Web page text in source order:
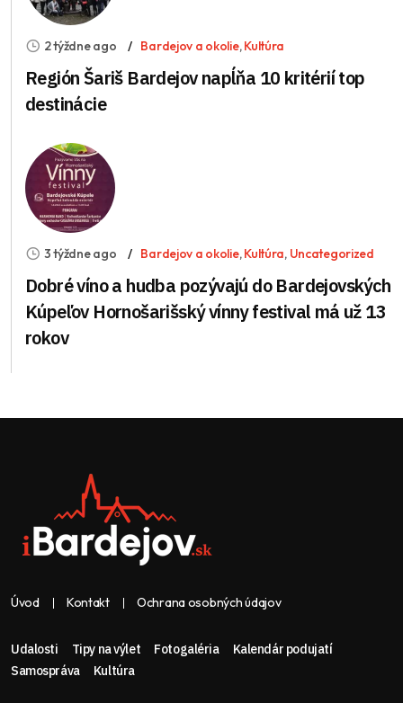
2 týždne ago Bardejov a okolie,Kultúra
Región Šariš Bardejov napĺňa 10 kritérií top
destinácie
3 týždne ago Bardejov a okolie,Kultúra, Uncategorized
Dobré víno a hudba pozývajú do Bardejovských
Kúpeľov Hornošarišský vínny festival má už 13
rokov
Úvod Kontakt Ochrana osobných údajov
Udalosti Tipy na výlet Fotogaléria
Kalendár podujatí
Samospráva
Kultúra